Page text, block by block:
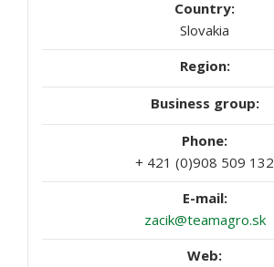
Slovakia
+ 421 (0)908 509 132
zacik@teamagro.sk